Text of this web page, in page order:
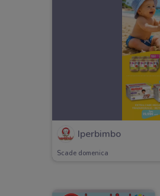
Iperbimbo
Scade domenica